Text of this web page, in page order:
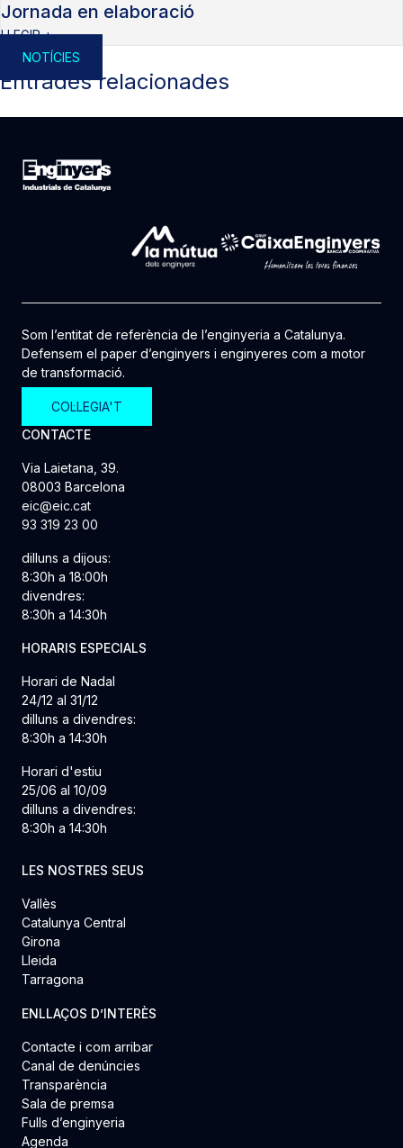
Jornada en elaboració
LLEGIR +
NOTÍCIES
Entrades relacionades
Som l’entitat de referència de l’enginyeria a Catalunya.
Defensem el paper d’enginyers i enginyeres com a motor
de transformació.
COL·LEGIA'T
CONTACTE
Via Laietana, 39.
08003 Barcelona
eic@eic.cat
93 319 23 00
dilluns a dijous:
8:30h a 18:00h
divendres:
8:30h a 14:30h
HORARIS ESPECIALS
Horari de Nadal
24/12 al 31/12
dilluns a divendres:
8:30h a 14:30h
Horari d'estiu
25/06 al 10/09
dilluns a divendres:
8:30h a 14:30h
LES NOSTRES SEUS
Vallès
Catalunya Central
Girona
Lleida
Tarragona
ENLLAÇOS D’INTERÈS
Contacte i com arribar
Canal de denúncies
Transparència
Sala de premsa
Fulls d’enginyeria
Agenda